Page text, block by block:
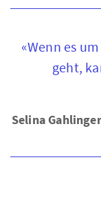
«Wenn es
geht,
Selina